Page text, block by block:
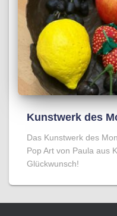
Kunstwerk des
Das Kunstwerk des
Pop Art von Paula aus
Glückwunsch!